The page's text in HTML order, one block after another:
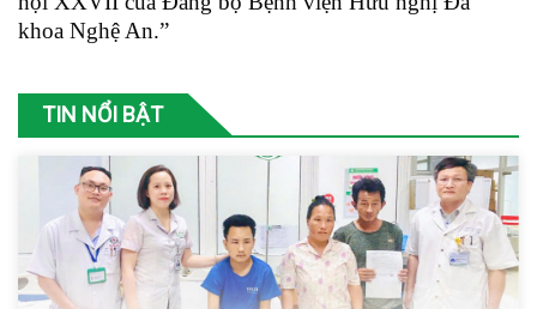
khoa Nghệ An.”
TIN NỔI BẬT